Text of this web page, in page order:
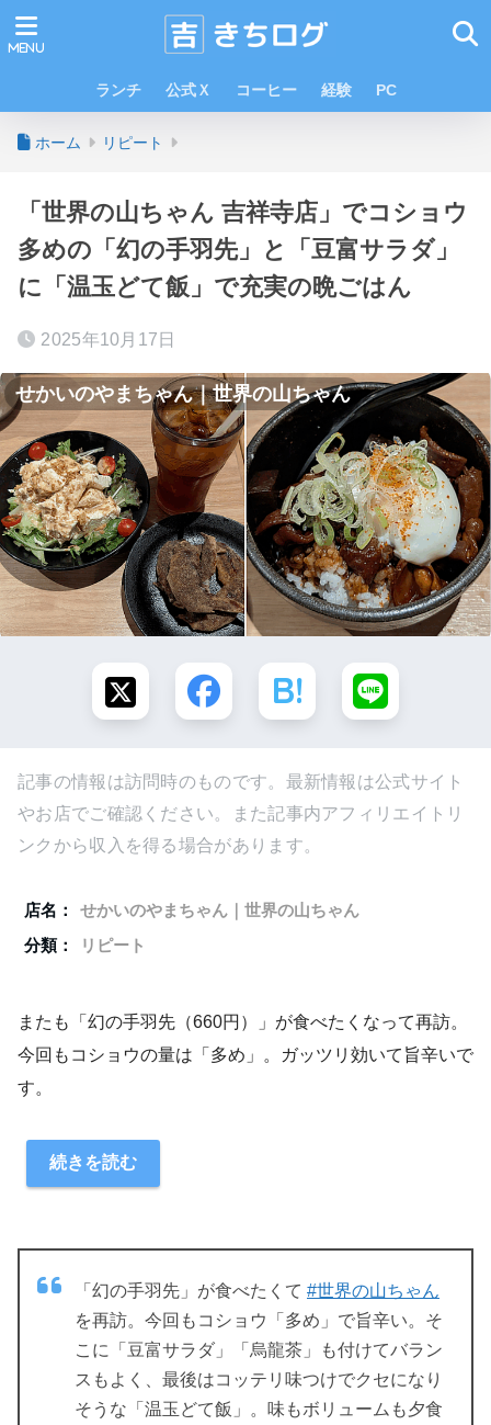
ランチ 公式Ｘ コーヒー 経験 PC
ホーム リピート
「世界の山ちゃん 吉祥寺店」でコショウ
多めの「幻の手羽先」と「豆富サラダ」
に「温玉どて飯」で充実の晩ごはん
2025年10月17日
せかいのやまちゃん｜世界の山ちゃん
記事の情報は訪問時のものです。最新情報は公式サイト
やお店でご確認ください。また記事内アフィリエイトリ
ンクから収入を得る場合があります。
店名：
せかいのやまちゃん｜世界の山ちゃん
分類：
リピート
またも「幻の手羽先（660円）」が食べたくなって再訪。
今回もコショウの量は「多め」。ガッツリ効いて旨辛いで
す。
続きを読む
「幻の手羽先」が食べたくて #世界の山ちゃん
を再訪。今回もコショウ「多め」で旨辛い。そ
こに「豆富サラダ」「烏龍茶」も付けてバラン
スもよく、最後はコッテリ味つけでクセになり
そうな「温玉どて飯」。味もボリュームも夕食